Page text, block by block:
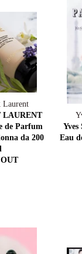
Laurent
LAURENT
de Parfum
da 200
Eau